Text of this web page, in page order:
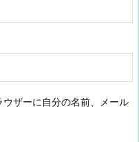
ザーに自分の名前、メール